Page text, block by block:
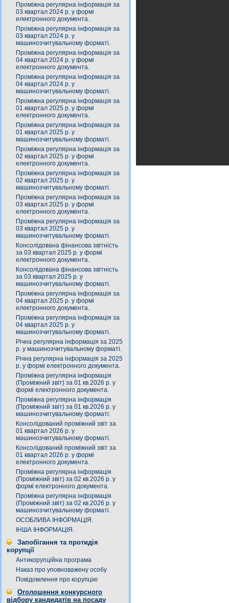
Проміжна регулярна інформація за
03 квартал 2024 р. у формі
електронного документа.
Проміжна регулярна інформація за
03 квартал 2024 р. у
машинозчитувальному форматі.
Проміжна регулярна інформація за
04 квартал 2024 р. у формі
електронного документа.
Проміжна регулярна інформація за
04 квартал 2024 р. у
машинозчитувальному форматі.
Проміжна регулярна інформація за
01 квартал 2025 р. у формі
електронного документа.
Проміжна регулярна інформація за
01 квартал 2025 р. у
машинозчитувальному форматі.
Проміжна регулярна інформація за
02 квартал 2025 р. у формі
електронного документа.
Проміжна регулярна інформація за
02 квартал 2025 р. у
машинозчитувальному форматі.
Проміжна регулярна інформація за
03 квартал 2025 р. у формі
електронного документа.
Проміжна регулярна інформація за
03 квартал 2025 р. у
машинозчитувальному форматі.
Консолідована фінансова звітність
за 03 квартал 2025 р. у формі
електронного документа.
Консолідована фінансова звітність
за 03 квартал 2025 р. у
машинозчитувальному форматі.
Проміжна регулярна інформація за
04 квартал 2025 р. у формі
електронного документа.
Проміжна регулярна інформація за
04 квартал 2025 р. у
машинозчитувальному форматі.
Річна регулярна інформація за 2025
р. у машинозчитувальному форматі.
Річна регулярна інформація за 2025
р. у формі електронного документа.
Проміжна регулярна інформація
(Проміжний звіт) за 01 кв.2026 р. у
формі електронного документа.
Проміжна регулярна інформація
(Проміжний звіт) за 01 кв.2026 р. у
машинозчитувальному форматі.
Консолідований проміжний звіт за
01 квартал 2026 р. у
машинозчитувальному форматі.
Консолідований проміжний звіт за
01 квартал 2026 р. у формі
електронного документа.
Проміжна регулярна інформація
(Проміжний звіт) за 02 кв.2026 р. у
формі електронного документа.
Проміжна регулярна інформація
(Проміжний звіт) за 02 кв.2026 р. у
машинозчитувальному форматі.
ОСОБЛИВА ІНФОРМАЦІЯ.
ІНША ІНФОРМАЦІЯ.
Запобігання та протидія
корупції
Антикорупційна програма
Наказ про уповноважену особу
Повідомлення про корупцію
Оголошення конкурсного
відбору кандидатів на посаду